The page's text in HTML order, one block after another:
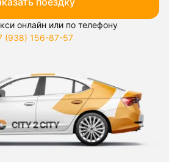
онлайн или по телефону
(938) 156-87-57